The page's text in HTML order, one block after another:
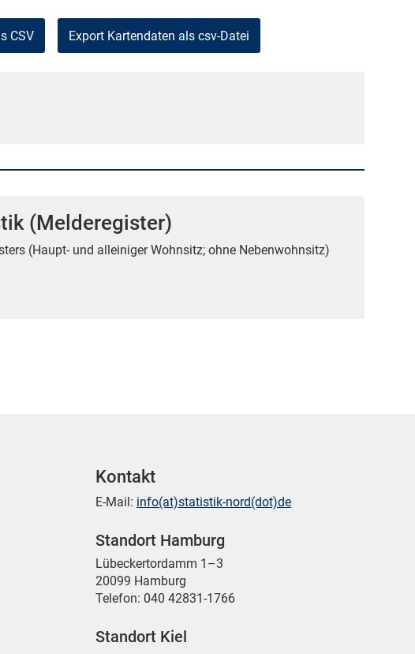
CSV
(Melderegister)
(Haupt- und alleiniger Wohnsitz; ohne Nebenwohnsitz)
Kontakt
E-Mail: info(at)statistik-nord(dot)de
Standort Hamburg
Lübeckertordamm 1–3
20099 Hamburg
Telefon: 040 42831-1766
Standort Kiel